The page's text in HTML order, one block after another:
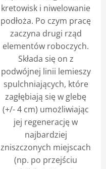
kretowisk i niwelowanie
podłoża. Po czym pracę
zaczyna drugi rząd
elementów roboczych.
Składa się on z
podwójnej linii lemieszy
spulchniających, które
zagłębiają się w glebę
(+/- 4 cm) umożliwiając
jej regenerację w
najbardziej
zniszczonych miejscach
(np. po przejściu